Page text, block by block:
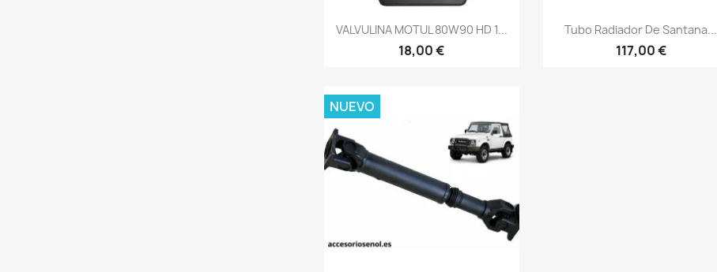
 Vista rápida
VALVULINA MOTUL 80W90 HD 1...
18,00 €
Vista rápida
Tubo Radiador De Santana...
117,00 €
NUEVO